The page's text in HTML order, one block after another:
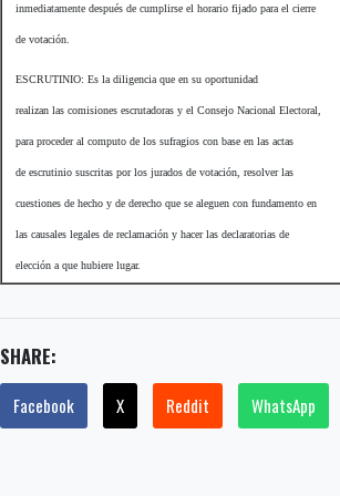
inmediatamente después de cumplirse el horario fijado para el cierre
de votación.
ESCRUTINIO: Es la diligencia que en su oportunidad
realizan las comisiones escrutadoras y el Consejo Nacional Electoral,
para proceder al computo de los sufragios con base en las actas
de escrutinio suscritas por los jurados de votación, resolver las
cuestiones de hecho y de derecho que se aleguen con fundamento en
las causales legales de reclamación y hacer las declaratorias de
elección a que hubiere lugar.
SHARE:
Facebook X Reddit WhatsApp